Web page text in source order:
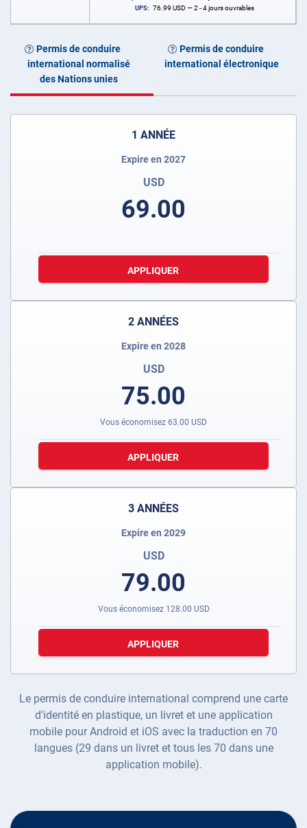
UPS: 76.99 USD — 2 - 4 jours ouvrables
Permis de conduire
international normalisé
des Nations unies
Permis de conduire
international électronique
1 ANNÉE
Expire en 2027
USD
69.00
APPLIQUER
2 ANNÉES
Expire en 2028
USD
75.00
Vous économisez 63.00 USD
APPLIQUER
3 ANNÉES
Expire en 2029
USD
79.00
Vous économisez 128.00 USD
APPLIQUER
Le permis de conduire international comprend une carte
d'identité en plastique, un livret et une application
mobile pour Android et iOS avec la traduction en 70
langues (29 dans un livret et tous les 70 dans une
application mobile).